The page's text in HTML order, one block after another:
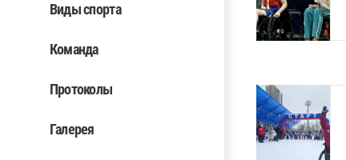
Виды спорта
Команда
Протоколы
Галерея